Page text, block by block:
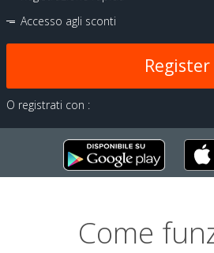
Accesso agli sconti
Register
O registrati con :
Come